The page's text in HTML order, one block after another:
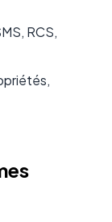
RCS,